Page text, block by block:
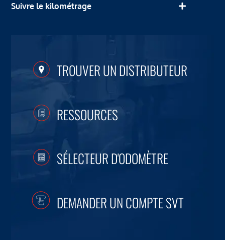
Suivre le kilométrage
TROUVER UN DISTRIBUTEUR
RESSOURCES
SÉLECTEUR D'ODOMÈTRE
DEMANDER UN COMPTE SVT